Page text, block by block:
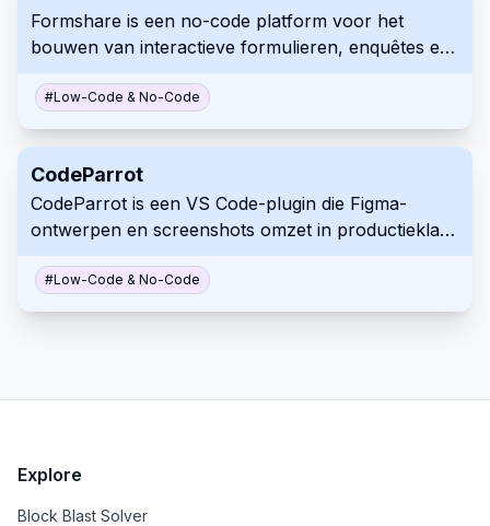
publieke perceptie te begrijpen en hun merkimago
te beschermen.
Formshare is een no-code platform voor het
bouwen van interactieve formulieren, enquêtes en
aanpak. Beschrijf uw vragen in alledaagse taal en
Formshare maakt dynamische, boeiende
link. Profiteer van functies zoals meertalige
ondersteuning, aangepaste branding en onbeperkt
aantal formulieren en antwoorden.
#Low-Code & No-Code
CodeParrot
CodeParrot is een VS Code-plugin die Figma-
ontwerpen en screenshots omzet in productieklare
waardoor snelle iteraties en aanpassingen mogelijk
zijn. CodeParrot helpt de kloof tussen ontwerp en
#Low-Code & No-Code
Explore
Block Blast Solver